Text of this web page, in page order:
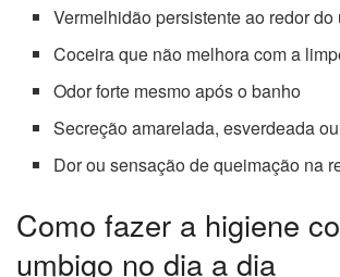
Vermelhidão persistente ao redor do
Coceira que não melhora com a
Odor forte mesmo após o banho
Secreção amarelada, esverdeada
Dor ou sensação de queimação na
Como fazer a higiene
umbigo no dia a dia